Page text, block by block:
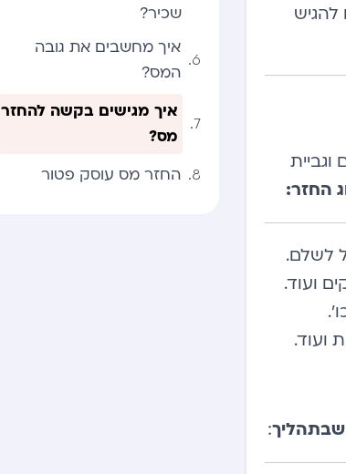
וגביית
החזר:
לשלם.
ועוד.
ועוד.
שבתהליך:
שכיר?
איך מחשבים את גובה
המס?
איך מגישים בקשה להחזר
מס?
החזר מס עוסק פטור